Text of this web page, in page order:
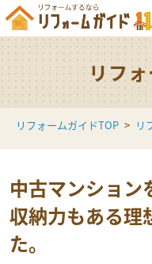
リフ
リフォームガイドTOP リ
中古マンション
収納力もある理
た。